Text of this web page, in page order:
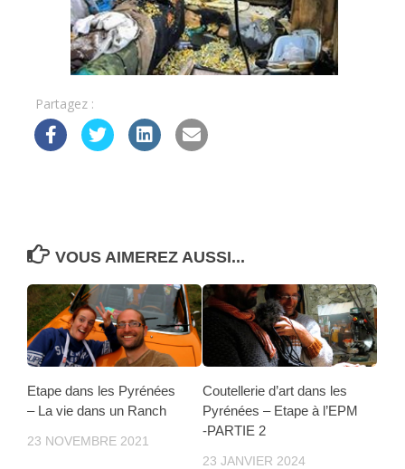
Partagez :
VOUS AIMEREZ AUSSI...
Etape dans les Pyrénées
– La vie dans un Ranch
23 NOVEMBRE 2021
Coutellerie d’art dans les
Pyrénées – Etape à l’EPM
-PARTIE 2
23 JANVIER 2024